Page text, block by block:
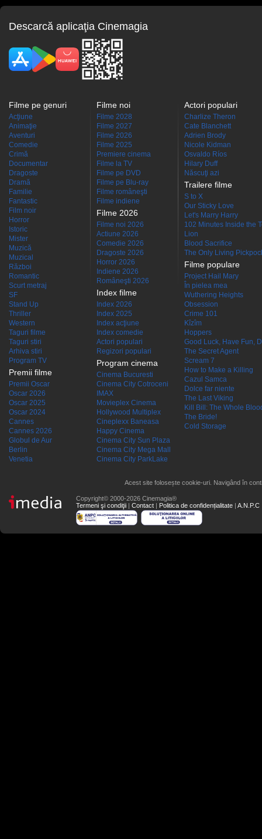
Descarcă aplicaţia Cinemagia
Filme pe genuri
Acţiune
Animaţie
Aventuri
Comedie
Crimă
Documentar
Dragoste
Dramă
Familie
Fantastic
Film noir
Horror
Istoric
Mister
Muzică
Muzical
Război
Romantic
Scurt metraj
SF
Stand Up
Thriller
Western
Taguri filme
Taguri stiri
Arhiva stiri
Program TV
Premii filme
Premii Oscar
Oscar 2026
Oscar 2025
Oscar 2024
Cannes
Cannes 2026
Globul de Aur
Berlin
Venetia
Filme noi
Filme 2028
Filme 2027
Filme 2026
Filme 2025
Premiere cinema
Filme la TV
Filme pe DVD
Filme pe Blu-ray
Filme româneşti
Filme indiene
Filme 2026
Filme noi 2026
Actiune 2026
Comedie 2026
Dragoste 2026
Horror 2026
Indiene 2026
Româneşti 2026
Index filme
Index 2026
Index 2025
Index acţiune
Index comedie
Actori populari
Regizori populari
Program cinema
Cinema Bucuresti
Cinema City Cotroceni
IMAX
Movieplex Cinema
Hollywood Multiplex
Cineplexx Baneasa
Happy Cinema
Cinema City Sun Plaza
Cinema City Mega Mall
Cinema City ParkLake
Actori populari
Charlize Theron
Cate Blanchett
Adrien Brody
Nicole Kidman
Osvaldo Ríos
Hilary Duff
Născuţi azi
Trailere filme
S to X
Our Sticky Love
Let's Marry Harry
102 Minutes Inside the
Lion
Blood Sacrifice
The Only Living
Filme populare
Project Hail Mary
În pielea mea
Wuthering Heights
Obsession
Crime 101
Kîzîm
Hoppers
Good Luck, Have Fun,
The Secret Agent
Scream 7
How to Make a Killing
Cazul Samca
Dolce far niente
The Last Viking
Kill Bill: The Whole
The Bride!
Cold Storage
Acest site folosește cookie-uri. Navigând în
Copyright© 2000-2026 Cinemagia®
Termeni şi condiţii | Contact | Politica de confidențialitate | A.N.P.C